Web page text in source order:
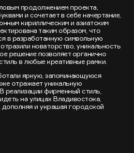
продолжением проекта,
и сочетает в себе начертание,
кириллическим и азиатским
таким образом, что
в разработанную символьную
новаторство, уникальность
решение позволяет органично
в любые креативные рамки.
яркую, запоминающуюся
отражает уникальную
реализации фирменный стиль,
на улицах Владивостока,
дополняя и украшая городской